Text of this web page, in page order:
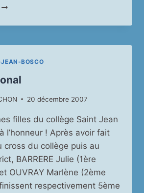
BOSCO
20 décembre 2007
filles du collège Saint Jean
l’honneur ! Après avoir fait
cross du collège puis au
BARRERE Julie (1ère
OUVRAY Marlène (2ème
respectivement 5ème